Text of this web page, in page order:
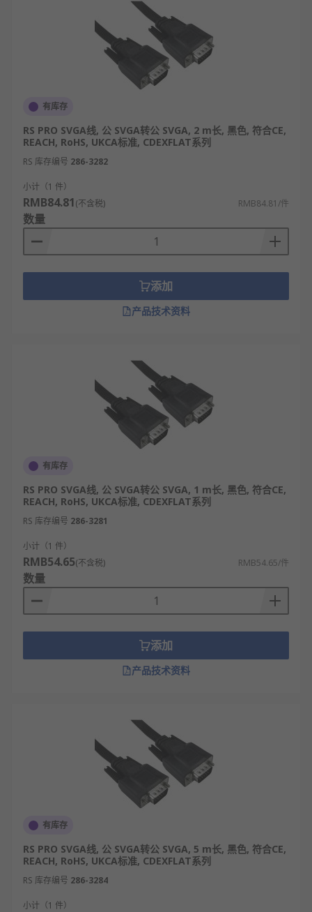
有库存
RS PRO SVGA线, 公 SVGA转公 SVGA, 2 m长, 黑色, 符合CE,
REACH, RoHS, UKCA标准, CDEXFLAT系列
RS 库存编号 286-3282
小计（1 件）
RMB84.81(不含税) RMB84.81/件
数量
添加
产品技术资料
有库存
RS PRO SVGA线, 公 SVGA转公 SVGA, 1 m长, 黑色, 符合CE,
REACH, RoHS, UKCA标准, CDEXFLAT系列
RS 库存编号 286-3281
小计（1 件）
RMB54.65(不含税) RMB54.65/件
数量
添加
产品技术资料
有库存
RS PRO SVGA线, 公 SVGA转公 SVGA, 5 m长, 黑色, 符合CE,
REACH, RoHS, UKCA标准, CDEXFLAT系列
RS 库存编号 286-3284
小计（1 件）